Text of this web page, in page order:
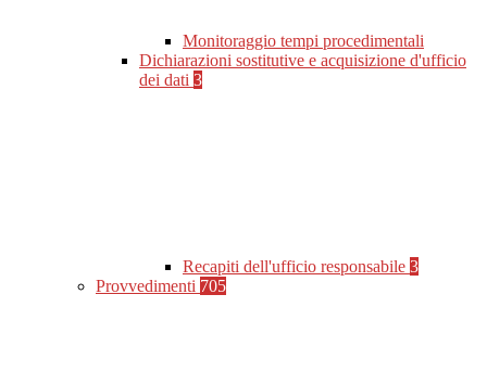
Monitoraggio tempi procedimentali
Dichiarazioni sostitutive e acquisizione d'ufficio
dei dati 3
Recapiti dell'ufficio responsabile 3
Provvedimenti 705